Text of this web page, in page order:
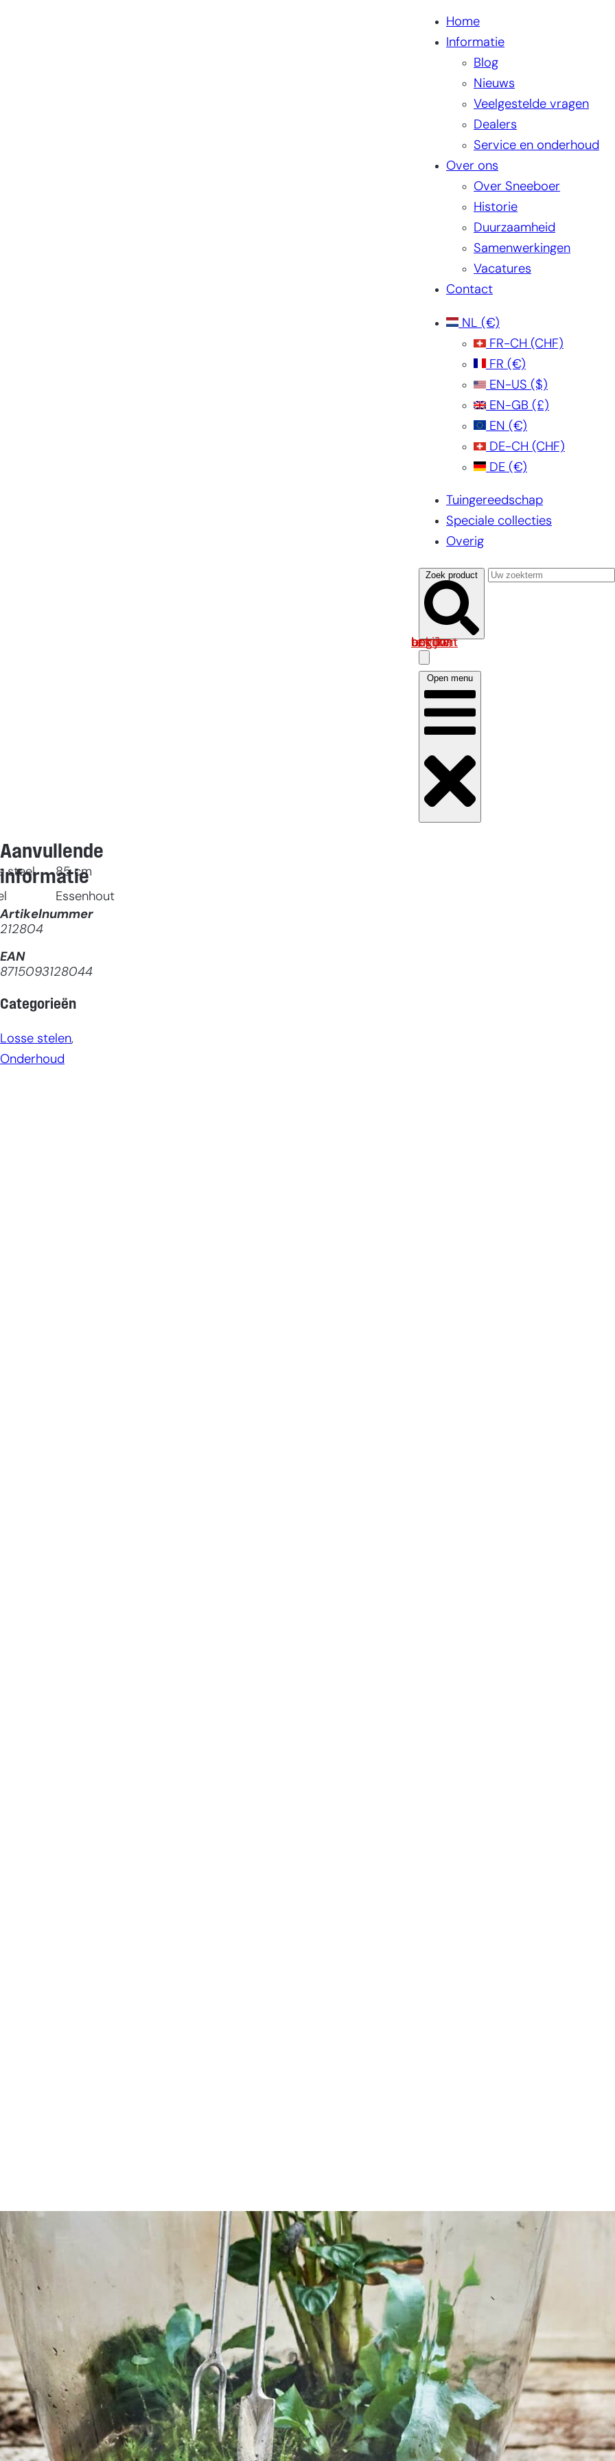
Home
Informatie
Blog
Nieuws
Veelgestelde vragen
Dealers
Service en onderhoud
Over ons
Over Sneeboer
Historie
Duurzaamheid
Samenwerkingen
Vacatures
Contact
NL (€)
FR-CH (CHF)
FR (€)
EN-US ($)
EN-GB (£)
EN (€)
DE-CH (CHF)
DE (€)
Tuingereedschap
Speciale collecties
Overig
Zoek product
Log in om uw account te bekijken
Open menu
steel 85 cm
Essenhout
Aanvullende
informatie
Artikelnummer
212804
EAN
8715093128044
Categorieën
Losse stelen
Onderhoud